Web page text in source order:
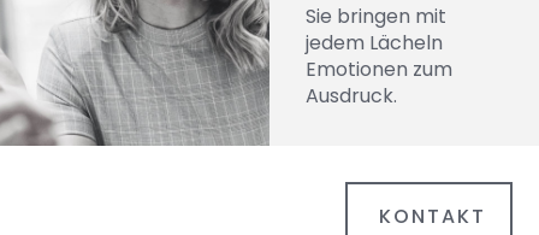
Sie bringen mit
jedem Lächeln
Emotionen zum
Ausdruck.
KONTAKT